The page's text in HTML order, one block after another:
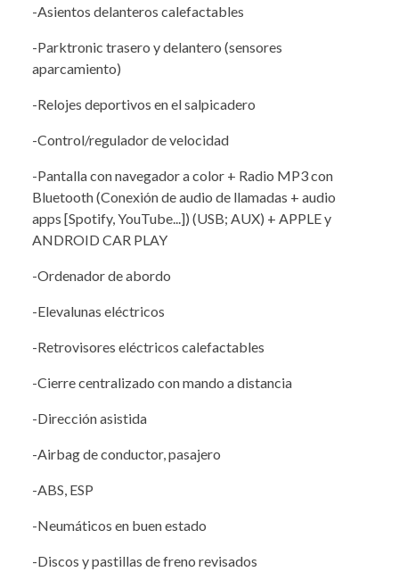
-Asientos delanteros calefactables
-Parktronic trasero y delantero (sensores
aparcamiento)
-Relojes deportivos en el salpicadero
-Control/regulador de velocidad
-Pantalla con navegador a color + Radio MP3 con
Bluetooth (Conexión de audio de llamadas + audio
apps [Spotify, YouTube...]) (USB; AUX) + APPLE y
ANDROID CAR PLAY
-Ordenador de abordo
-Elevalunas eléctricos
-Retrovisores eléctricos calefactables
-Cierre centralizado con mando a distancia
-Dirección asistida
-Airbag de conductor, pasajero
-ABS, ESP
-Neumáticos en buen estado
-Discos y pastillas de freno revisados